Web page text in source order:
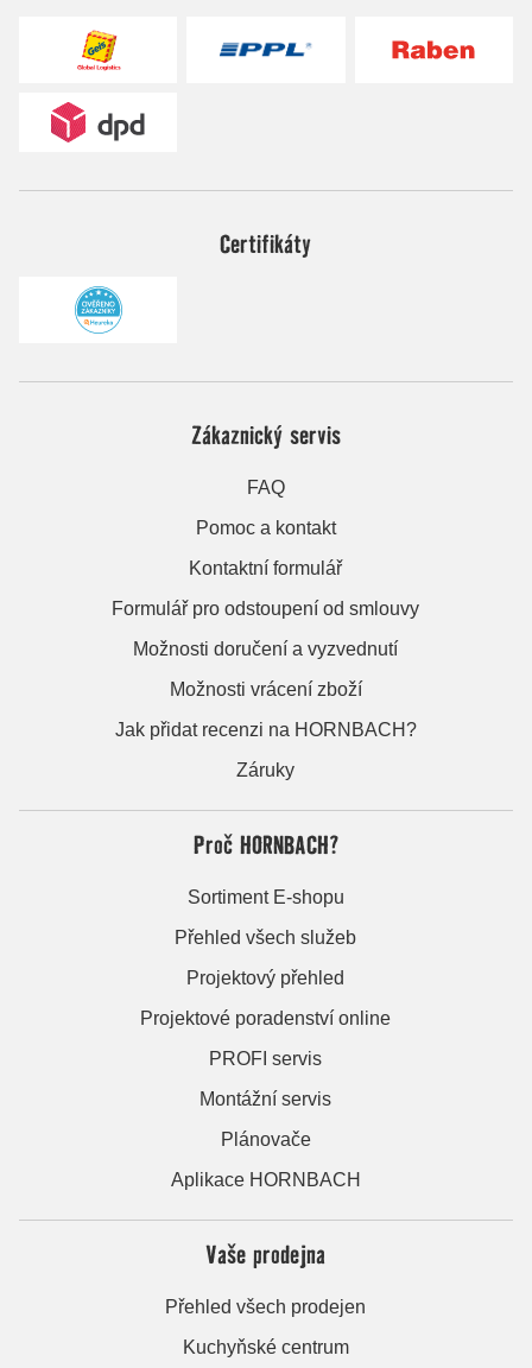
Certifikáty
Zákaznický servis
FAQ
Pomoc a kontakt
Kontaktní formulář
Formulář pro odstoupení od smlouvy
Možnosti doručení a vyzvednutí
Možnosti vrácení zboží
Jak přidat recenzi na HORNBACH?
Záruky
Proč HORNBACH?
Sortiment E-shopu
Přehled všech služeb
Projektový přehled
Projektové poradenství online
PROFI servis
Montážní servis
Plánovače
Aplikace HORNBACH
Vaše prodejna
Přehled všech prodejen
Kuchyňské centrum